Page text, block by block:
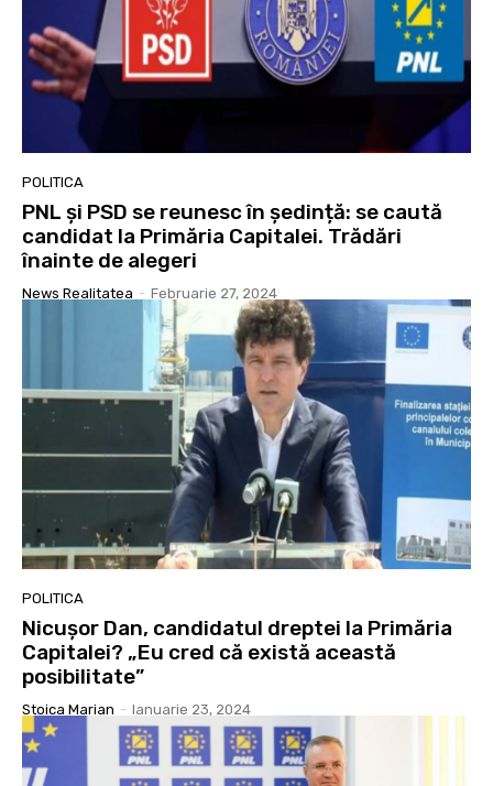
POLITICA
PNL și PSD se reunesc în ședință: se caută
candidat la Primăria Capitalei. Trădări
înainte de alegeri
News Realitatea - Februarie 27, 2024
POLITICA
Nicușor Dan, candidatul dreptei la Primăria
Capitalei? „Eu cred că există această
posibilitate”
Stoica Marian - Ianuarie 23, 2024